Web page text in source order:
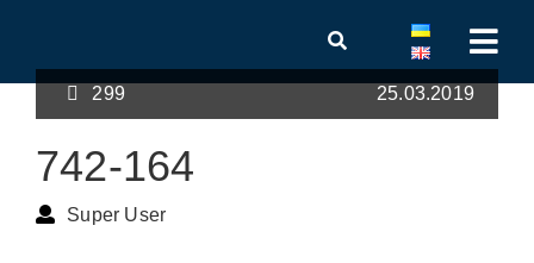
299 25.03.2019
742-164
Super User